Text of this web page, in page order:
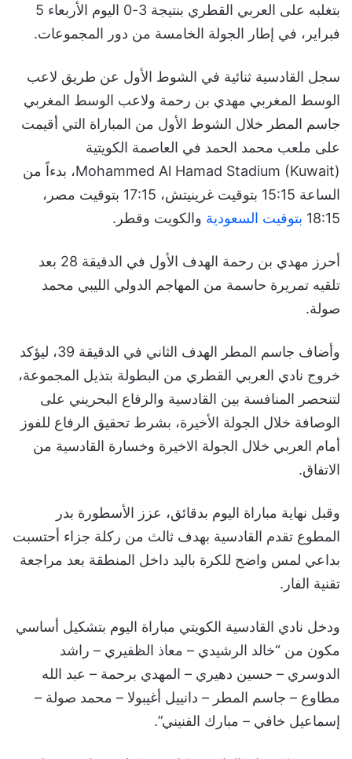
بتغلبه على العربي القطري بنتيجة 3-0 اليوم الأربعاء 5
فبراير، في إطار الجولة الخامسة من دور المجموعات.
سجل القادسية ثنائية في الشوط الأول عن طريق لاعب
الوسط المغربي مهدي بن رحمة ولاعب الوسط المغربي
جاسم المطر خلال الشوط الأول من المباراة التي أقيمت
على ملعب محمد الحمد في العاصمة الكويتية
Mohammed Al Hamad Stadium (Kuwait)، بدءاً من
الساعة 15:15 بتوقيت غرينيتش، 17:15 بتوقيت مصر،
18:15 بتوقيت السعودية والكويت وقطر.
أحرز مهدي بن رحمة الهدف الأول في الدقيقة 28 بعد
تلقيه تمريرة حاسمة من المهاجم الدولي الليبي محمد
صولة.
وأضاف جاسم المطر الهدف الثاني في الدقيقة 39، ليؤكد
خروج نادي العربي القطري من البطولة بتذيل المجموعة،
لتنحصر المنافسة بين القادسية والرفاع البحريني على
الوصافة خلال الجولة الأخيرة، بشرط تحقيق الرفاع للفوز
أمام العربي خلال الجولة الاخيرة وخسارة القادسية من
الاتفاق.
وقبل نهاية مباراة اليوم بدقائق، عزز الأسطورة بدر
المطوع تقدم القادسية بهدف ثالث من ركلة جزاء أحتسبت
بداعي لمس واضح للكرة باليد داخل المنطقة بعد مراجعة
تقنية الفار.
ودخل نادي القادسية الكويتي مباراة اليوم بتشكيل أساسي
مكون من “خالد الرشيدي – معاذ الظفيري – راشد
الدوسري – حسين دهيري – المهدي برحمة – عبد الله
مطاوع – جاسم المطر – دانييل أغيبولا – محمد صولة –
إسماعيل خافي – مبارك الفنيني”.